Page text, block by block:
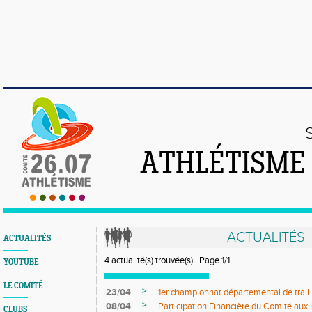
ATHLÉTISME
ACTUALITÉS
YOUTUBE
LE COMITÉ
CLUBS
ACTUALITÉS
4 actualité(s) trouvée(s) | Page 1/1
23/04 >
1er championnat départemental de trail
08/04
> Participation Financière du Comité aux